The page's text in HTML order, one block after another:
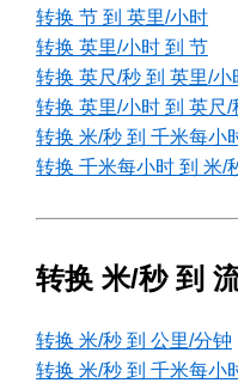
转换 节 到 英里/小时
转换 英里/小时 到 节
转换 英尺/秒 到 英里/小
转换 英里/小时 到 英尺/
转换 米/秒 到 千米每小
转换 千米每小时 到 米/
转换 米/秒 到
转换 米/秒 到 公里/分钟
转换 米/秒 到 千米每小